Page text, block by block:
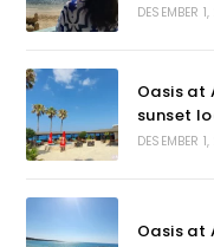
DESEMBER
Oasis at
sunset
DESEMBER
Oasis at